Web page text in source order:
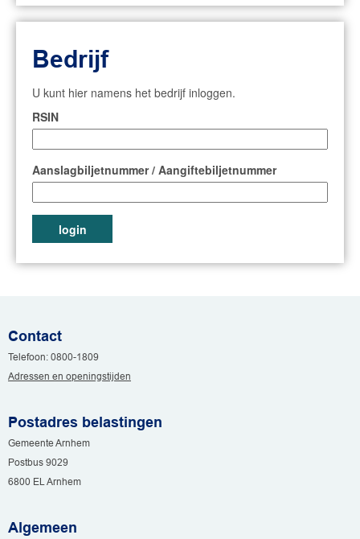
Bedrijf
U kunt hier namens het bedrijf inloggen.
RSIN
Aanslagbiljetnummer / Aangiftebiljetnummer
Contact
Telefoon: 0800-1809
Adressen en openingstijden
Postadres belastingen
Gemeente Arnhem
Postbus 9029
6800 EL Arnhem
Algemeen